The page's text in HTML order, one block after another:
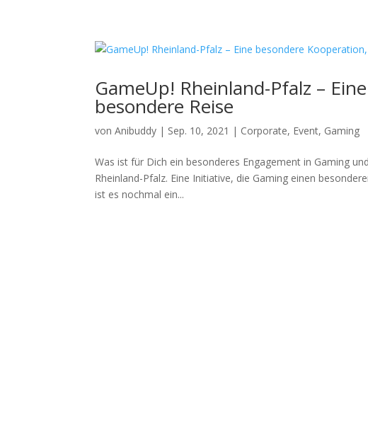
GameUp! Rheinland-Pfalz –
besondere Reise
vonAnibuddy | Sep. 10, 2021 | Corporate, Event, Gaming
Was ist für Dich ein besonderes Engagement in Gaming
Rheinland-Pfalz. Eine Initiative, die Gaming einen
ist es nochmal ein...